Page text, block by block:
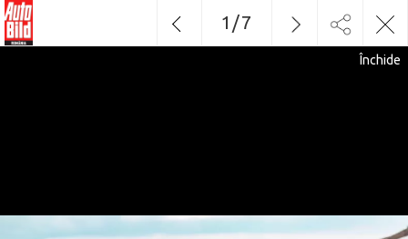
Închide
1 /7